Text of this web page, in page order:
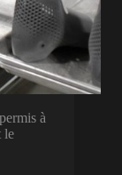
à
le